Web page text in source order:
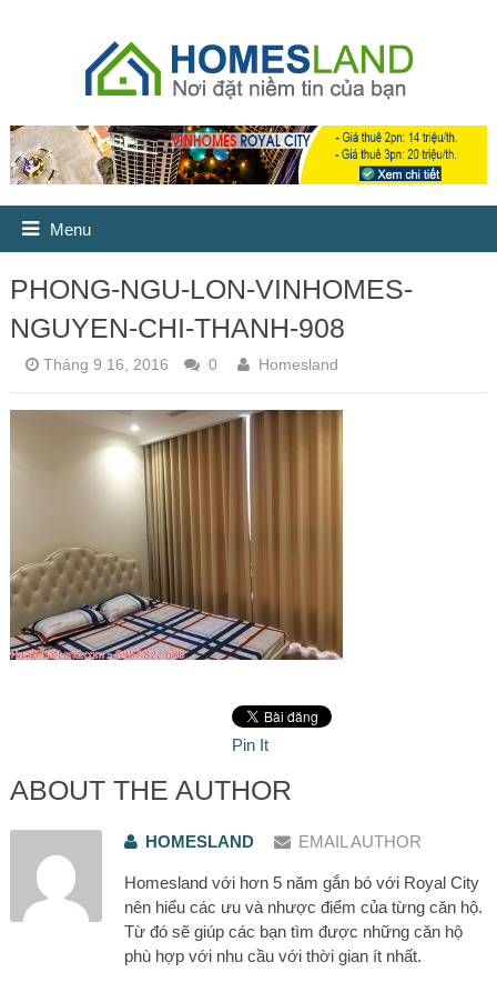
Menu
PHONG-NGU-LON-VINHOMES-
NGUYEN-CHI-THANH-908
Tháng 9 16, 2016 0 Homesland
Pin It
ABOUT THE AUTHOR
HOMESLAND EMAIL AUTHOR
Homesland với hơn 5 năm gắn bó với Royal City
nên hiểu các ưu và nhược điểm của từng căn hộ.
Từ đó sẽ giúp các bạn tìm được những căn hộ
phù hợp với nhu cầu với thời gian ít nhất.